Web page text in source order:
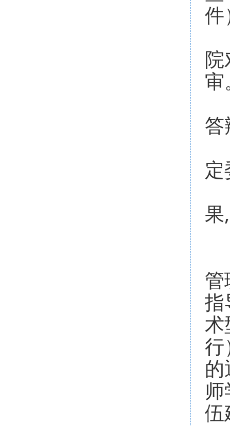
件
审
指
术
行
伍